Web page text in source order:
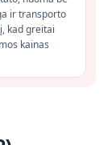
ir transporto
kad greitai
kainas